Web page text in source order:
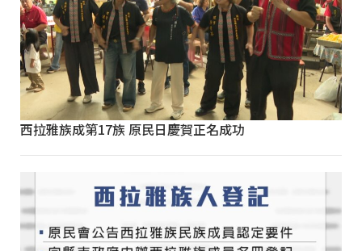
西拉雅族成第17族 原民日慶賀正名成功